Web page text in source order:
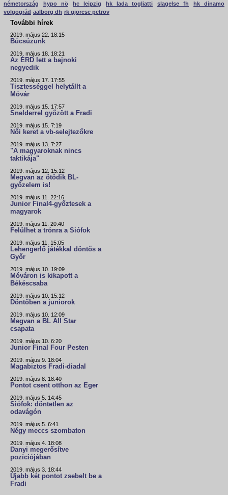
németország
hypo nö hc leipzig hk lada togliatti slagelse fh
hk dinamo
volgográd aalborg dh rk gjorcse petrov
További hírek
2019. május 22. 18:15
Búcsúzunk
2019. május 18. 18:21
Az ÉRD lett a bajnoki
negyedik
2019. május 17. 17:55
Tisztességgel helytállt a
Móvár
2019. május 15. 17:57
Snelderrel győzött a Fradi
2019. május 15. 7:19
Női keret a vb-selejtezőkre
2019. május 13. 7:27
"A magyaroknak nincs
taktikája"
2019. május 12. 15:12
Megvan az ötödik BL-
győzelem is!
2019. május 11. 22:16
Junior Final4-győztesek a
magyarok
2019. május 11. 20:40
Felülhet a trónra a Siófok
2019. május 11. 15:05
Lehengerlő játékkal döntős a
Győr
2019. május 10. 19:09
Móváron is kikapott a
Békéscsaba
2019. május 10. 15:12
Döntőben a juniorok
2019. május 10. 12:09
Megvan a BL All Star
csapata
2019. május 10. 6:20
Junior Final Four Pesten
2019. május 9. 18:04
Magabiztos Fradi-diadal
2019. május 8. 18:40
Pontot csent otthon az Eger
2019. május 5. 14:45
Siófok: döntetlen az
odavágón
2019. május 5. 6:41
Négy meccs szombaton
2019. május 4. 18:08
Danyi megerősítve
pozíciójában
2019. május 3. 18:44
Újabb két pontot zsebelt be a
Fradi